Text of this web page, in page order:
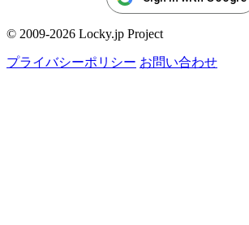
© 2009-2026 Locky.jp Project
プライバシーポリシー お問い合わせ